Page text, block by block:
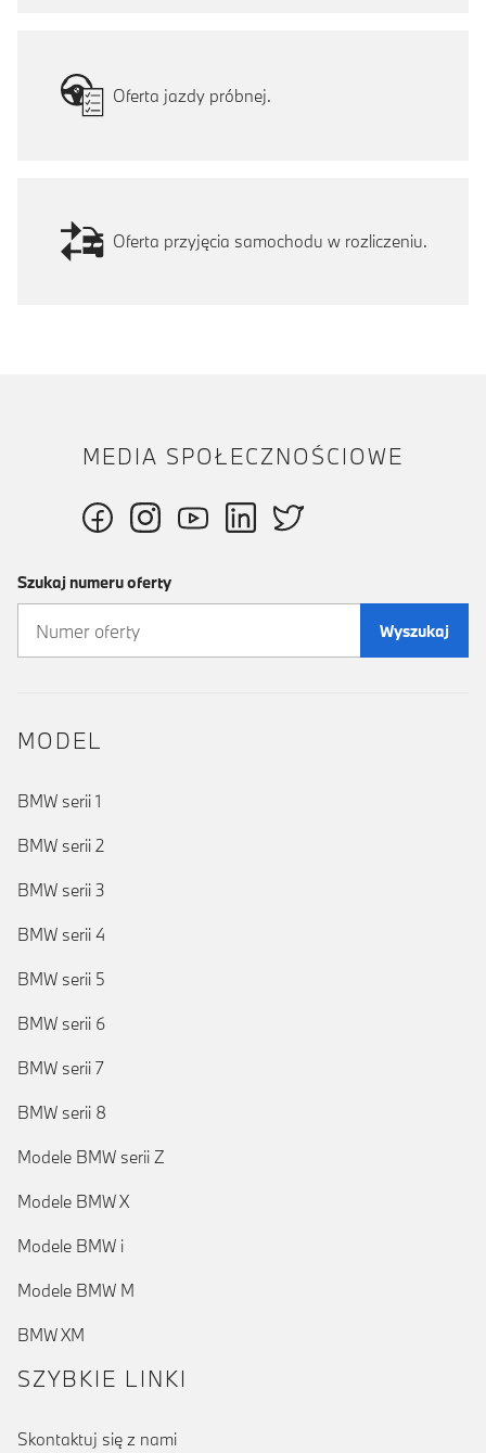
Oferta jazdy próbnej.
Oferta przyjęcia samochodu w rozliczeniu.
MEDIA SPOŁECZNOŚCIOWE
Szukaj numeru oferty
Wyszukaj
MODEL
BMW serii 1
BMW serii 2
BMW serii 3
BMW serii 4
BMW serii 5
BMW serii 6
BMW serii 7
BMW serii 8
Modele BMW serii Z
Modele BMW X
Modele BMW i
Modele BMW M
BMW XM
SZYBKIE LINKI
Skontaktuj się z nami